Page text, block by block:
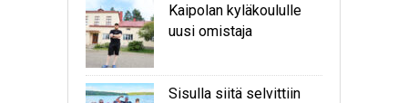
Kaipolan kyläkoululle
uusi omistaja
Sisulla siitä selvittiin